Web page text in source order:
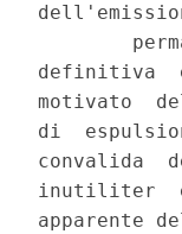
definitiva
motivato
di
convalida
inutiliter  e
apparente